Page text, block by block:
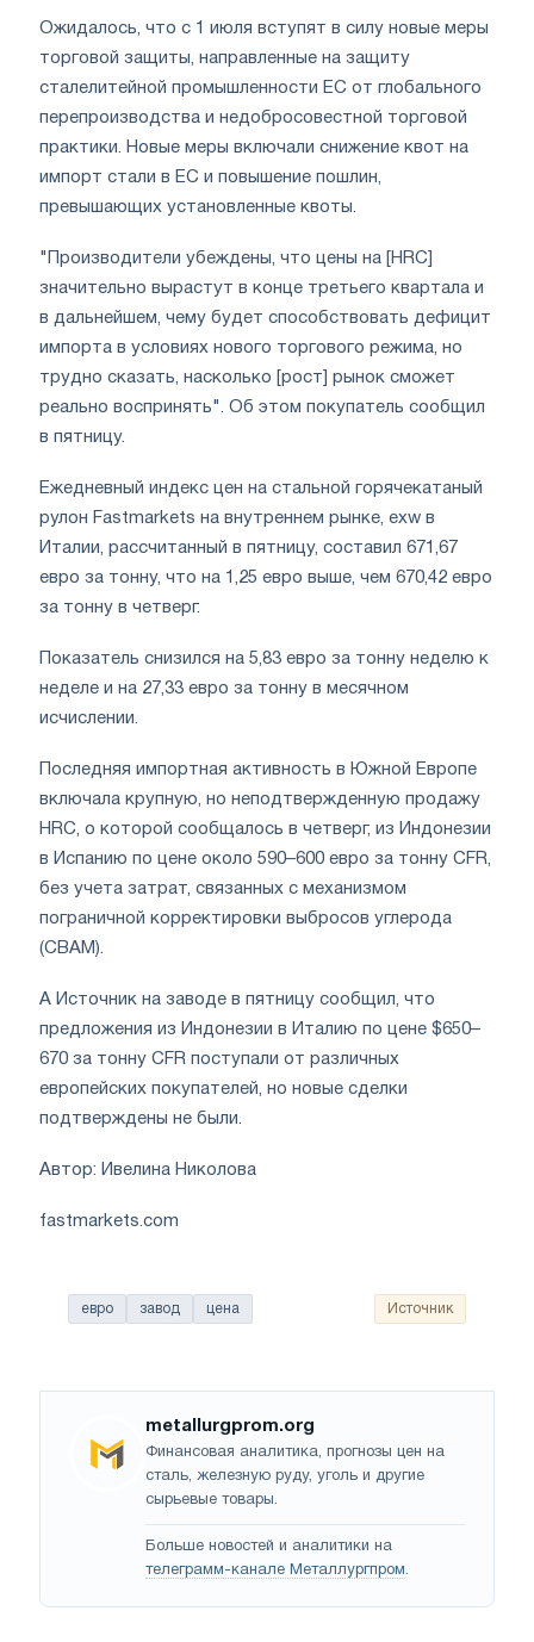
Ожидалось, что с 1 июля вступят в силу новые меры
торговой защиты, направленные на защиту
сталелитейной промышленности ЕС от глобального
перепроизводства и недобросовестной торговой
практики. Новые меры включали снижение квот на
импорт стали в ЕС и повышение пошлин,
превышающих установленные квоты.
"Производители убеждены, что цены на [HRC]
значительно вырастут в конце третьего квартала и
в дальнейшем, чему будет способствовать дефицит
импорта в условиях нового торгового режима, но
трудно сказать, насколько [рост] рынок сможет
реально воспринять". Об этом покупатель сообщил
в пятницу.
Ежедневный индекс цен на стальной горячекатаный
рулон Fastmarkets на внутреннем рынке, exw в
Италии, рассчитанный в пятницу, составил 671,67
евро за тонну, что на 1,25 евро выше, чем 670,42 евро
за тонну в четверг.
Показатель снизился на 5,83 евро за тонну неделю к
неделе и на 27,33 евро за тонну в месячном
исчислении.
Последняя импортная активность в Южной Европе
включала крупную, но неподтвержденную продажу
HRC, о которой сообщалось в четверг, из Индонезии
в Испанию по цене около 590–600 евро за тонну CFR,
без учета затрат, связанных с механизмом
пограничной корректировки выбросов углерода
(CBAM).
А Источник на заводе в пятницу сообщил, что
предложения из Индонезии в Италию по цене $650–
670 за тонну CFR поступали от различных
европейских покупателей, но новые сделки
подтверждены не были.
Автор: Ивелина Николова
fastmarkets.com
евро завод цена Источник
metallurgprom.org
Финансовая аналитика, прогнозы цен на
сталь, железную руду, уголь и другие
сырьевые товары.
Больше новостей и аналитики на
телеграмм-канале Металлургпром.